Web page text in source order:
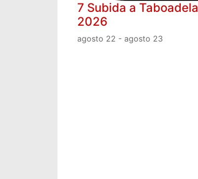
7 Subida a Taboadela
2026
agosto 22 - agosto 23